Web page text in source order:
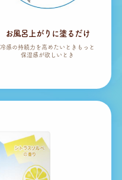
お風呂上がりに塗るだけ
冷感の持続力を高めたいとき もっと
保湿感が欲しいとき